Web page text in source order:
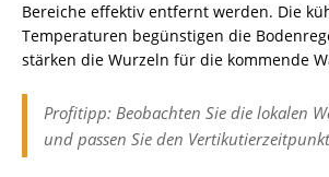
Bereiche effektiv entfernt werden. Die
Temperaturen begünstigen die
stärken die Wurzeln für die kommende
Profitipp: Beobachten Sie die lokalen
und passen Sie den